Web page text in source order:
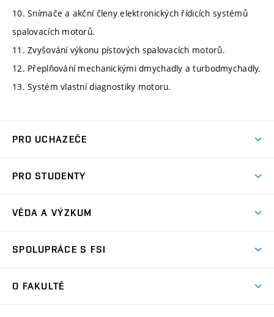
10. Snímače a akční členy elektronických řídicích systémů
spalovacích motorů.
11. Zvyšování výkonu pístových spalovacích motorů.
12. Přeplňování mechanickými dmychadly a turbodmychadly.
13. Systém vlastní diagnostiky motoru.
PRO UCHAZEČE
Ambasadoři studia
Zápisy
PRO STUDENTY
Studijní předpisy
Pro prváky
VĚDA A VÝZKUM
Oblasti výzkumu
SPOLUPRÁCE S FSI
O FAKULTĚ